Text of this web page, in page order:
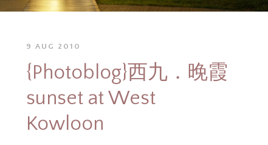
9 AUG 2010
{Photoblog}西九．晚霞
sunset at West
Kowloon